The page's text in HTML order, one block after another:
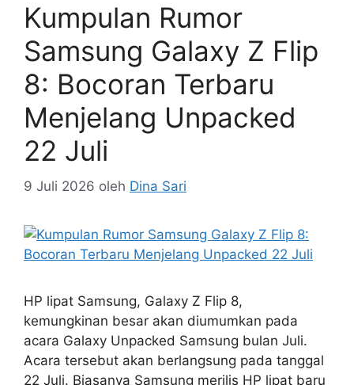
Kumpulan Rumor
Samsung Galaxy Z Flip
8: Bocoran Terbaru
Menjelang Unpacked
22 Juli
9 Juli 2026 oleh Dina Sari
HP lipat Samsung, Galaxy Z Flip 8,
kemungkinan besar akan diumumkan pada
acara Galaxy Unpacked Samsung bulan Juli.
Acara tersebut akan berlangsung pada tanggal
22 Juli. Biasanya Samsung merilis HP lipat baru